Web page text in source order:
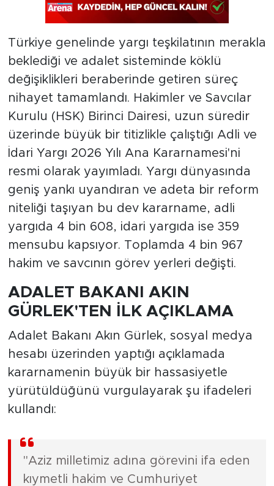
Türkiye genelinde yargı teşkilatının merakla
beklediği ve adalet sisteminde köklü
değişiklikleri beraberinde getiren süreç
nihayet tamamlandı. Hakimler ve Savcılar
Kurulu (HSK) Birinci Dairesi, uzun süredir
üzerinde büyük bir titizlikle çalıştığı Adli ve
İdari Yargı 2026 Yılı Ana Kararnamesi'ni
resmi olarak yayımladı. Yargı dünyasında
geniş yankı uyandıran ve adeta bir reform
niteliği taşıyan bu dev kararname, adli
yargıda 4 bin 608, idari yargıda ise 359
mensubu kapsıyor. Toplamda 4 bin 967
hakim ve savcının görev yerleri değişti.
ADALET BAKANI AKIN
GÜRLEK'TEN İLK AÇIKLAMA
Adalet Bakanı Akın Gürlek, sosyal medya
hesabı üzerinden yaptığı açıklamada
kararnamenin büyük bir hassasiyetle
yürütüldüğünü vurgulayarak şu ifadeleri
kullandı:
"Aziz milletimiz adına görevini ifa eden
kıymetli hakim ve Cumhuriyet